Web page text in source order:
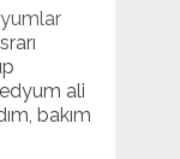
ali
bakım